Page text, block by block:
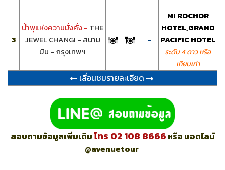
3
น้ำพุแห่งความมั่งคั่ง - THE
JEWEL CHANGI - สนาม
บิน – กรุงเทพฯ
-
MI ROCHOR
HOTEL,GRAND
PACIFIC HOTEL
ระดับ 4 ดาว หรือ
เทียบเท่า
เลื่อนชมรายละเอียด
สอบถามข้อมูลเพิ่มเติมโทร 02 108 8666 หรือ แอดไลน์
@avenuetour